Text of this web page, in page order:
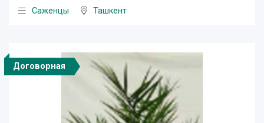
Саженцы
Ташкент
Договорная